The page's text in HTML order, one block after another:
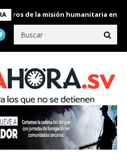
de la misión humanitaria enviada a